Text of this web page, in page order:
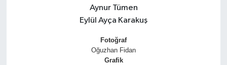
Aynur Tümen
Eylül Ayça Karakuş
Fotoğraf
Oğuzhan Fidan
Grafik